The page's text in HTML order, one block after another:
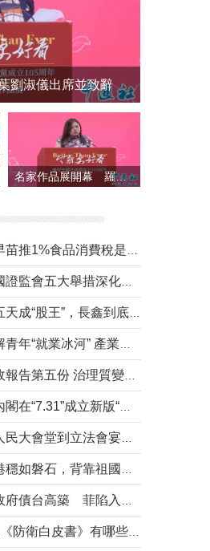
劉淑儀出席並致辭
名家作品展開幕 羅淑佩出席並致辭